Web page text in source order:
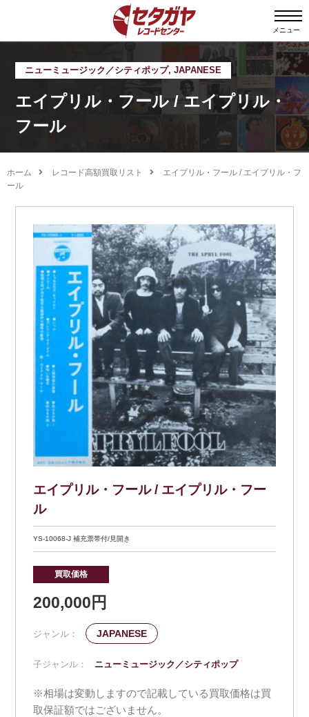
メニュー
ニューミュージック／シティポップ,JAPANESE
エイプリル・フール / エイプリル・
フール
ホーム レコード高額買取リスト
エイプリル・フール / エイプリル・フ
ール
エイプリル・フール / エイプリル・フー
ル
YS-10068-J 補充票帯付/見開き
買取価格
200,000円
ジャンル： JAPANESE
子ジャンル： ニューミュージック／シティポップ
※相場は変動しますので記載している買取価格は買
取保証額ではございません。